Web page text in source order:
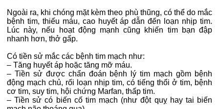
Ngoài ra, khi chóng mặt kèm theo phù thũng, có thể do mắc
bệnh tim, thiếu máu, cao huyết áp dẫn đến loạn nhịp tim.
Lúc này, nếu hoạt động mạnh cũng khiến tim bạn đập
nhanh hơn, thở gấp.
Có tiền sử mắc các bệnh tim mạch như:
– Tăng huyết áp hoặc tăng mỡ máu.
– Tiền sử được chẩn đoán bệnh lý tim mạch gồm bệnh
động mạch chủ, rối loạn nhịp tim, có tiếng thổi ở tim, bệnh
cơ tim, suy tim, hội chứng Marfan, thấp tim.
–Tiền sử có biến cố tim mạch (như đột quỵ hay tai biến